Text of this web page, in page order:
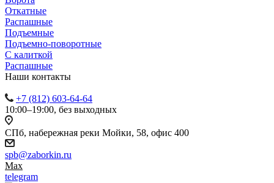
Откатные
Распашные
Подъемные
Подъемно-поворотные
С калиткой
Распашные
Наши контакты
+7 (812) 603-64-64
10:00–19:00, без выходных
СПб, набережная реки Мойки, 58, офис 400
spb@zaborkin.ru
Max
telegram